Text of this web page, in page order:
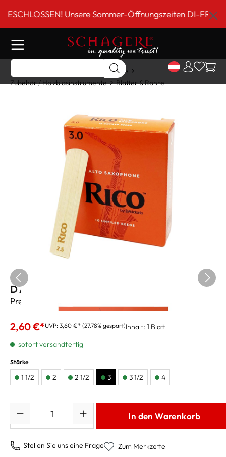
springenUnsere Sommer-Öffnungszeiten DI-FR 9 bis
Home
Holzblasinstrumente
Zubehör / Holzblasinstrumente
Blätter & Rohre
D Addario Rico Altsaxblätter 3
Preis pro Blatt
2,60 €*UVP: 3,60 €* (27.78% gespart)Inhalt: 1 Blatt
sofort versandfertig
Stärke
1 1/2 2 2 1/2 3 3 1/2 4
In den Warenkorb
Stellen Sie uns eine Frage Zum Merkzettel